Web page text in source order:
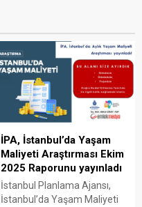
İPA, İstanbul’da Yaşam
Maliyeti Araştırması Ekim
2025 Raporunu yayınladı
İstanbul Planlama Ajansı,
İstanbul’da Yaşam Maliyeti